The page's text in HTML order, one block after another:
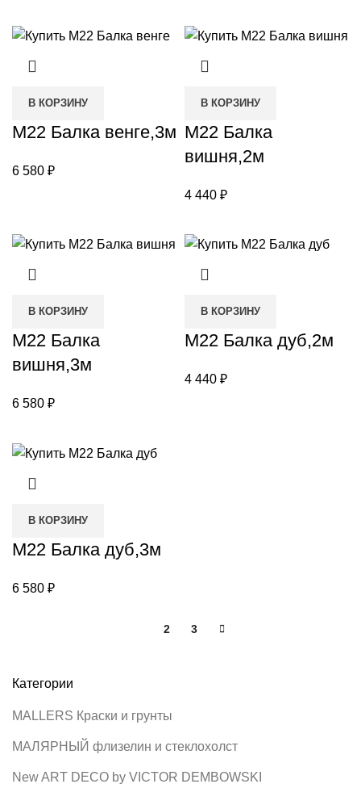
Категории
MALLERS Краски и грунты
MАЛЯРНЫЙ флизелин и стеклохолст
New ART DECO by VICTOR DEMBOWSKI
В КОРЗИНУ
М22 Балка венге,3м
6 580 ₽
В КОРЗИНУ
М22 Балка
вишня,2м
4 440 ₽
В КОРЗИНУ
М22 Балка
вишня,3м
6 580 ₽
В КОРЗИНУ
М22 Балка дуб,2м
4 440 ₽
В КОРЗИНУ
М22 Балка дуб,3м
6 580 ₽
2 3